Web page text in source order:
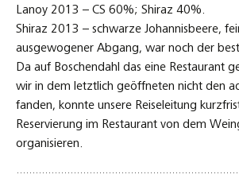
Lanoy 2013 – CS 60%; Shiraz 40%.
Shiraz 2013 – schwarze Johannisbeere,
ausgewogener Abgang, war noch der
Da auf Boschendahl das eine Restaurant
wir in dem letztlich geöffneten nicht den
fanden, konnte unsere Reiseleitung
Reservierung im Restaurant von dem
organisieren.